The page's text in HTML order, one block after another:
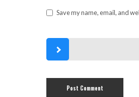
Save my name, email, and